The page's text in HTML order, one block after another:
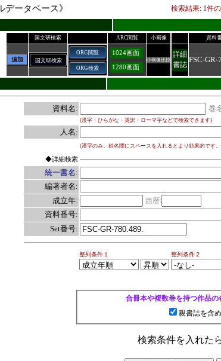
データベース》 検索結果: 1件
国文研検索 ARC閲覧 小画像 資料
追加 国文研検索
ORG閲覧
ORG検索
1024画面
1280画面
小画像比較
詳細
書誌
FSC-GR-
資料名: 巻
(漢字・ひらがな・英訳・ローマ字などで検索できます)
人名:
(漢字のみ。姓名間にスペースを入れるとより効果的です
◆詳細検索
統一書名:
編著者名:
成立年: 西暦:
資料番号:
Set番号:
整列条件１ 整列条件２
合冊本や複数巻を持つ作品
親書誌を含
検索条件を入れた